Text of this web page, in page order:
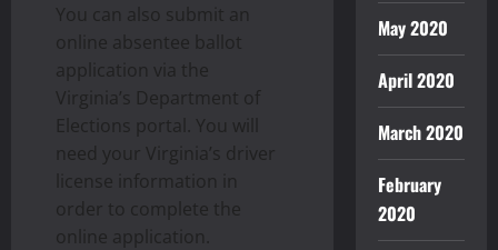
You can also submit an
online absentee ballot
application via the
Virginia’s Department of
Elections portal. You will
need your Virginia’s driver
license information in
order to complete the
online application.
May 2020
April 2020
March 2020
February
2020